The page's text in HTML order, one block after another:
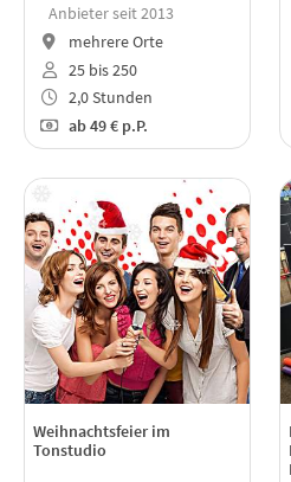
Anbieter seit 2013
mehrere Orte
25 bis 250
2,0 Stunden
ab49 € p.P.
Weihnachtsfeier im
Tonstudio